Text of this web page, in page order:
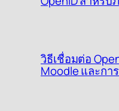
วิธีเชื่อมต่อ
Moodle และกา